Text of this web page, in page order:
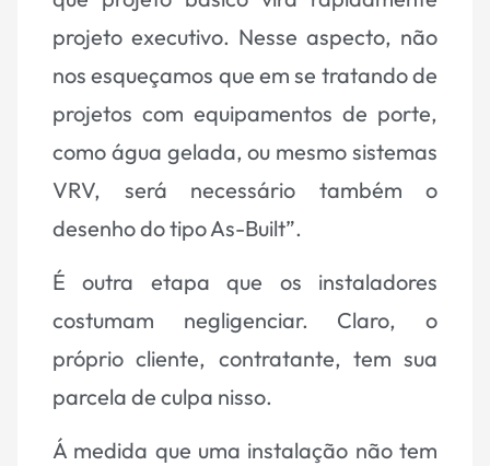
projeto executivo. Nesse aspecto, não
nos esqueçamos que em se tratando de
projetos com equipamentos de porte,
como água gelada, ou mesmo sistemas
VRV, será necessário também o
desenho do tipo As-Built”.
É outra etapa que os instaladores
costumam negligenciar. Claro, o
próprio cliente, contratante, tem sua
parcela de culpa nisso.
Á medida que uma instalação não tem